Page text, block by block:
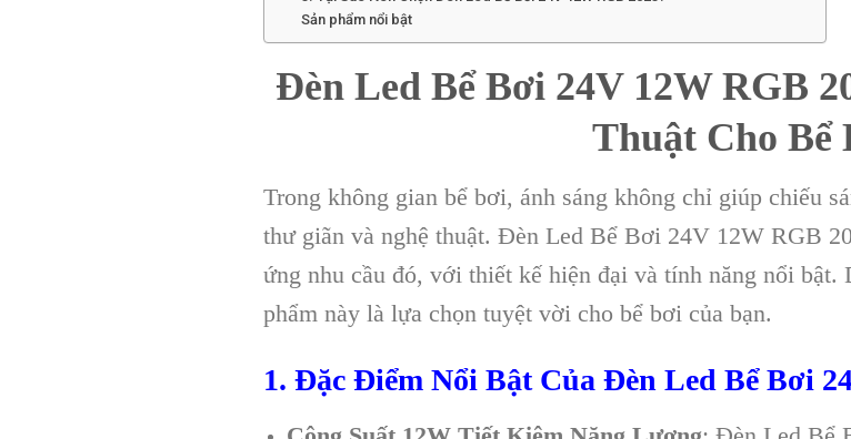
Sản phẩm nổi bật
Đèn Led Bể Bơi 24V 12W RGB
Thuật Cho Bể
Trong không gian bể bơi, ánh sáng không chỉ giúp chiếu
thư giãn và nghệ thuật. Đèn Led Bể Bơi 24V 12W RGB
ứng nhu cầu đó, với thiết kế hiện đại và tính năng nổi
phẩm này là lựa chọn tuyệt vời cho bể bơi của bạn.
1. Đặc Điểm Nổi Bật Của Đèn Led Bể Bơi